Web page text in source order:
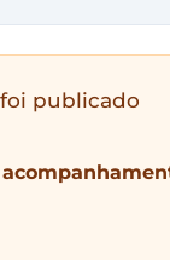
foi publicado